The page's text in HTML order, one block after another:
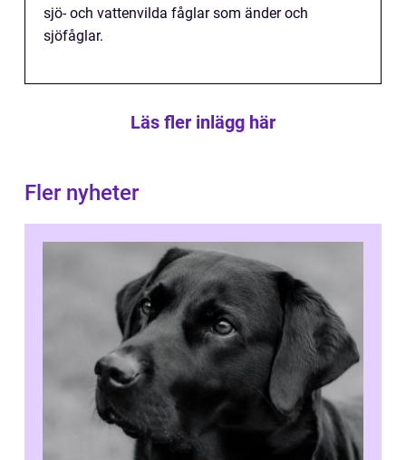
sjö- och vattenvilda fåglar som änder och
sjöfåglar.
Läs fler inlägg här
Fler nyheter